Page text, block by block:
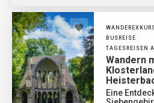
BUSREISE
TAGESREISEN
Wandern
Eine